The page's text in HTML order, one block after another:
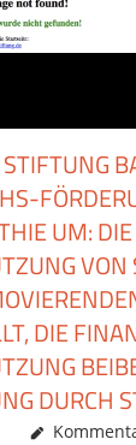
UM:
DIE
DURCH
Christian
Allgemein